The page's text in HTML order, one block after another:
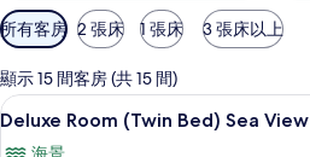
可
用
的
客
房
所有客房 2 張床 1 張床 3 張床以上
顯示 15 間客房 (共 15 間)
顯 6
Deluxe Room (Twin Bed) Sea View